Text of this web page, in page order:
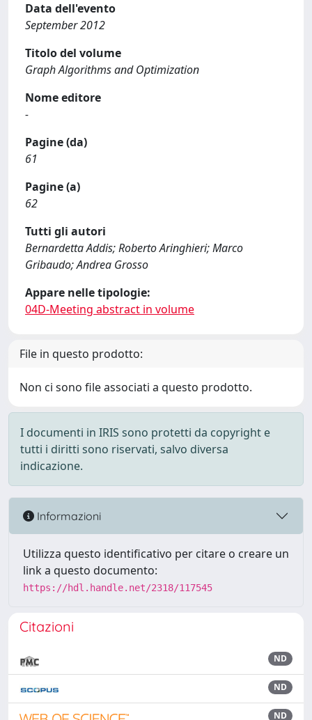
Data dell'evento
September 2012
Titolo del volume
Graph Algorithms and Optimization
Nome editore
-
Pagine (da)
61
Pagine (a)
62
Tutti gli autori
Bernardetta Addis; Roberto Aringhieri; Marco
Gribaudo; Andrea Grosso
Appare nelle tipologie:
04D-Meeting abstract in volume
File in questo prodotto:
Non ci sono file associati a questo prodotto.
I documenti in IRIS sono protetti da copyright e
tutti i diritti sono riservati, salvo diversa
indicazione.
Informazioni
Utilizza questo identificativo per citare o creare un
link a questo documento:
https://hdl.handle.net/2318/117545
Citazioni
ND
ND
ND